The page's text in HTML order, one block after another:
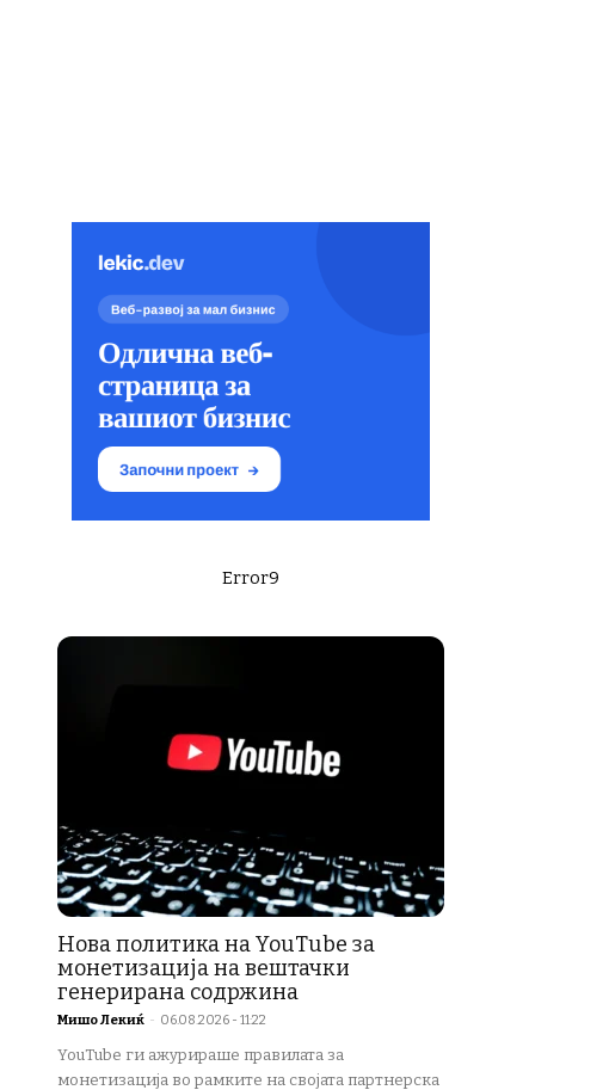
Error9
Нова политика на YouTube за
монетизација на вештачки
генерирана содржина
Мишо Лекиќ - 06.08.2026 - 11:22
YouTube ги ажурираше правилата за
монетизација во рамките на својата партнерска